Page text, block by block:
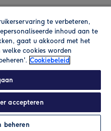
Personaliseren
heffingen. Lees de
te verbeteren,
inhoud aan te
gaat u akkoord met het
welke cookies worden
Cookiebeleid
accepteren
beheren